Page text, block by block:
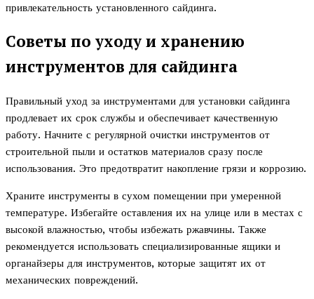
привлекательность установленного сайдинга.
Советы по уходу и хранению
инструментов для сайдинга
Правильный уход за инструментами для установки сайдинга
продлевает их срок службы и обеспечивает качественную
работу. Начните с регулярной очистки инструментов от
строительной пыли и остатков материалов сразу после
использования. Это предотвратит накопление грязи и коррозию.
Храните инструменты в сухом помещении при умеренной
температуре. Избегайте оставления их на улице или в местах с
высокой влажностью, чтобы избежать ржавчины. Также
рекомендуется использовать специализированные ящики и
органайзеры для инструментов, которые защитят их от
механических повреждений.